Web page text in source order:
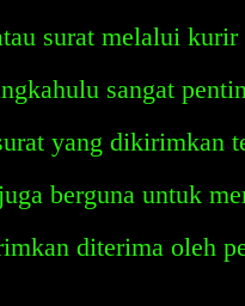
surat melalui
sangat
yang dikirimkan
berguna untuk
diterima oleh